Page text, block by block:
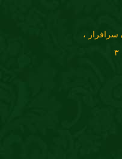
سرافراز ،